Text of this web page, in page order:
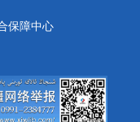
保障中心